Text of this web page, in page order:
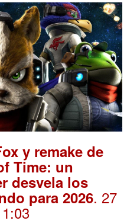
y remake de
Time: un
desvela los
para 2026. 27